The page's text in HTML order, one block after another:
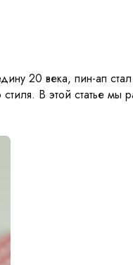
20 века, пин-ап
В этой статье мы